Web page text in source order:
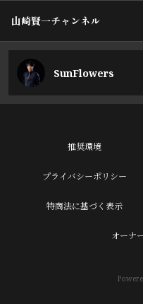
山崎賢一チャンネル
SunFlowers
推奨環境
プライバシーポリシー
特商法に基づく表示
オーナ